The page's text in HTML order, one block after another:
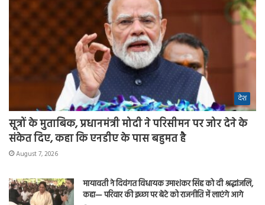
देश
सूत्रों के मुताबिक, प्रधानमंत्री मोदी ने परिसीमन पर जोर देने के
संकेत दिए, कहा कि एनडीए के पास बहुमत है
August 7, 2026
मायावती ने दिवंगत विधायक उमाशंकर सिंह को दी श्रद्धांजलि,
कहा— परिवार की इच्छा पर बेटे को राजनीति में लाएंगे आगे